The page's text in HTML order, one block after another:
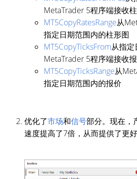
MetaTrader 5程序端接收
MT5CopyRatesRange从
指定日期范围内的柱形图
MT5CopyTicksFrom从指定
MetaTrader 5程序端接收
MT5CopyTicksRange从
指定日期范围内的报价
优化了市场和信号部分。现在，
速度提高了7倍，从而提供了更